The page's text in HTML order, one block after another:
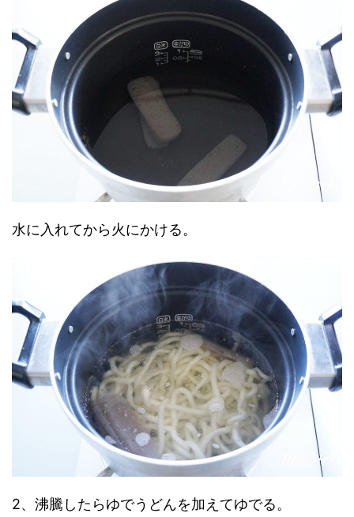
水に入れてから火にかける。
2、沸騰したらゆでうどんを加えてゆでる。